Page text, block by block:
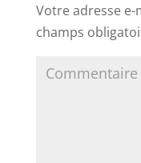
Votre adresse e-
champs